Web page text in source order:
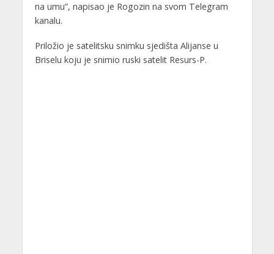
na umu”, napisao je Rogozin na svom Telegram
kanalu.
Priložio je satelitsku snimku sjedišta Alijanse u
Briselu koju je snimio ruski satelit Resurs-P.